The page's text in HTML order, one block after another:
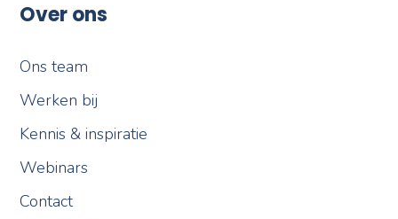
Over ons
Ons team
Werken bij
Kennis & inspiratie
Webinars
Contact